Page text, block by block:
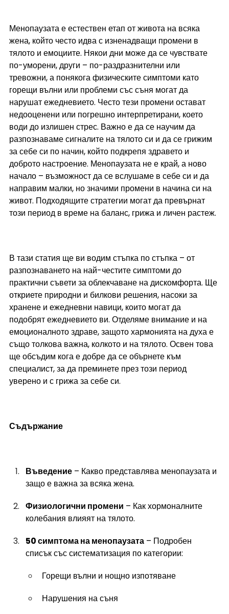
Менопаузата е естествен етап от живота на всяка
жена, който често идва с изненадващи промени в
тялото и емоциите. Някои дни може да се чувствате
по-уморени, други – по-раздразнителни или
тревожни, а понякога физическите симптоми като
горещи вълни или проблеми със съня могат да
нарушат ежедневието. Често тези промени остават
недооценени или погрешно интерпретирани, което
води до излишен стрес. Важно е да се научим да
разпознаваме сигналите на тялото си и да се грижим
за себе си по начин, който подкрепя здравето и
доброто настроение. Менопаузата не е край, а ново
начало – възможност да се вслушаме в себе си и да
направим малки, но значими промени в начина си на
живот. Подходящите стратегии могат да превърнат
този период в време на баланс, грижа и личен растеж.
В тази статия ще ви водим стъпка по стъпка – от
разпознаването на най-честите симптоми до
практични съвети за облекчаване на дискомфорта. Ще
откриете природни и билкови решения, насоки за
хранене и ежедневни навици, които могат да
подобрят ежедневието ви. Отделяме внимание и на
емоционалното здраве, защото хармонията на духа е
също толкова важна, колкото и на тялото. Освен това
ще обсъдим кога е добре да се обърнете към
специалист, за да преминете през този период
уверено и с грижа за себе си.
Съдържание
Въведение – Какво представлява менопаузата и
защо е важна за всяка жена.
Физиологични промени – Как хормоналните
колебания влияят на тялото.
50 симптома на менопаузата – Подробен
списък със систематизация по категории:
Горещи вълни и нощно изпотяване
Нарушения на съня